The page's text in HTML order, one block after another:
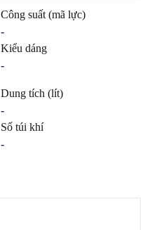
Công suất (mã lực)
-
Kiểu dáng
-
Dung tích (lít)
-
Số túi khí
-